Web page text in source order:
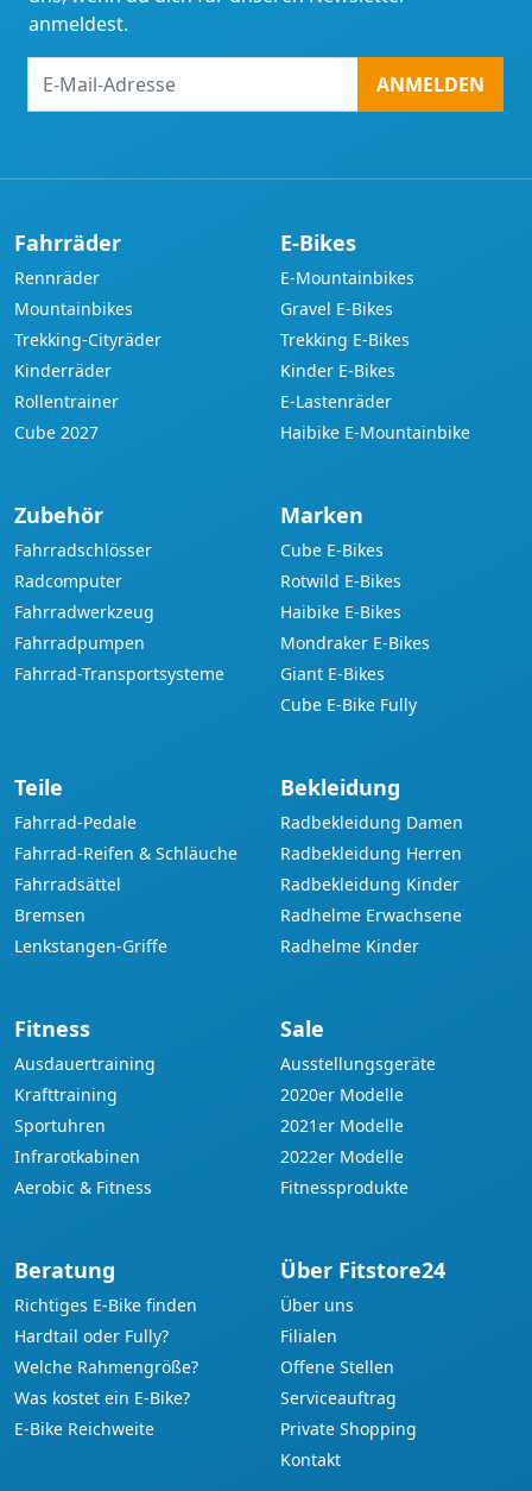
anmeldest.
Mail-
ANMELDEN
Fahrräder
Rennräder
Mountainbikes
Trekking-Cityräder
Kinderräder
Rollentrainer
Cube 2027
E-Bikes
E-Mountainbikes
Gravel E-Bikes
Trekking E-Bikes
Kinder E-Bikes
E-Lastenräder
Haibike E-Mountainbike
Zubehör
Fahrradschlösser
Radcomputer
Fahrradwerkzeug
Fahrradpumpen
Fahrrad-Transportsysteme
Marken
Cube E-Bikes
Rotwild E-Bikes
Haibike E-Bikes
Mondraker E-Bikes
Giant E-Bikes
Cube E-Bike Fully
Teile
Fahrrad-Pedale
Fahrrad-Reifen & Schläuche
Fahrradsättel
Bremsen
Lenkstangen-Griffe
Bekleidung
Radbekleidung Damen
Radbekleidung Herren
Radbekleidung Kinder
Radhelme Erwachsene
Radhelme Kinder
Fitness
Ausdauertraining
Krafttraining
Sportuhren
Infrarotkabinen
Aerobic & Fitness
Sale
Ausstellungsgeräte
2020er Modelle
2021er Modelle
2022er Modelle
Fitnessprodukte
Beratung
Richtiges E-Bike finden
Hardtail oder Fully?
Welche Rahmengröße?
Was kostet ein E-Bike?
E-Bike Reichweite
Über Fitstore24
Über uns
Filialen
Offene Stellen
Serviceauftrag
Private Shopping
Kontakt